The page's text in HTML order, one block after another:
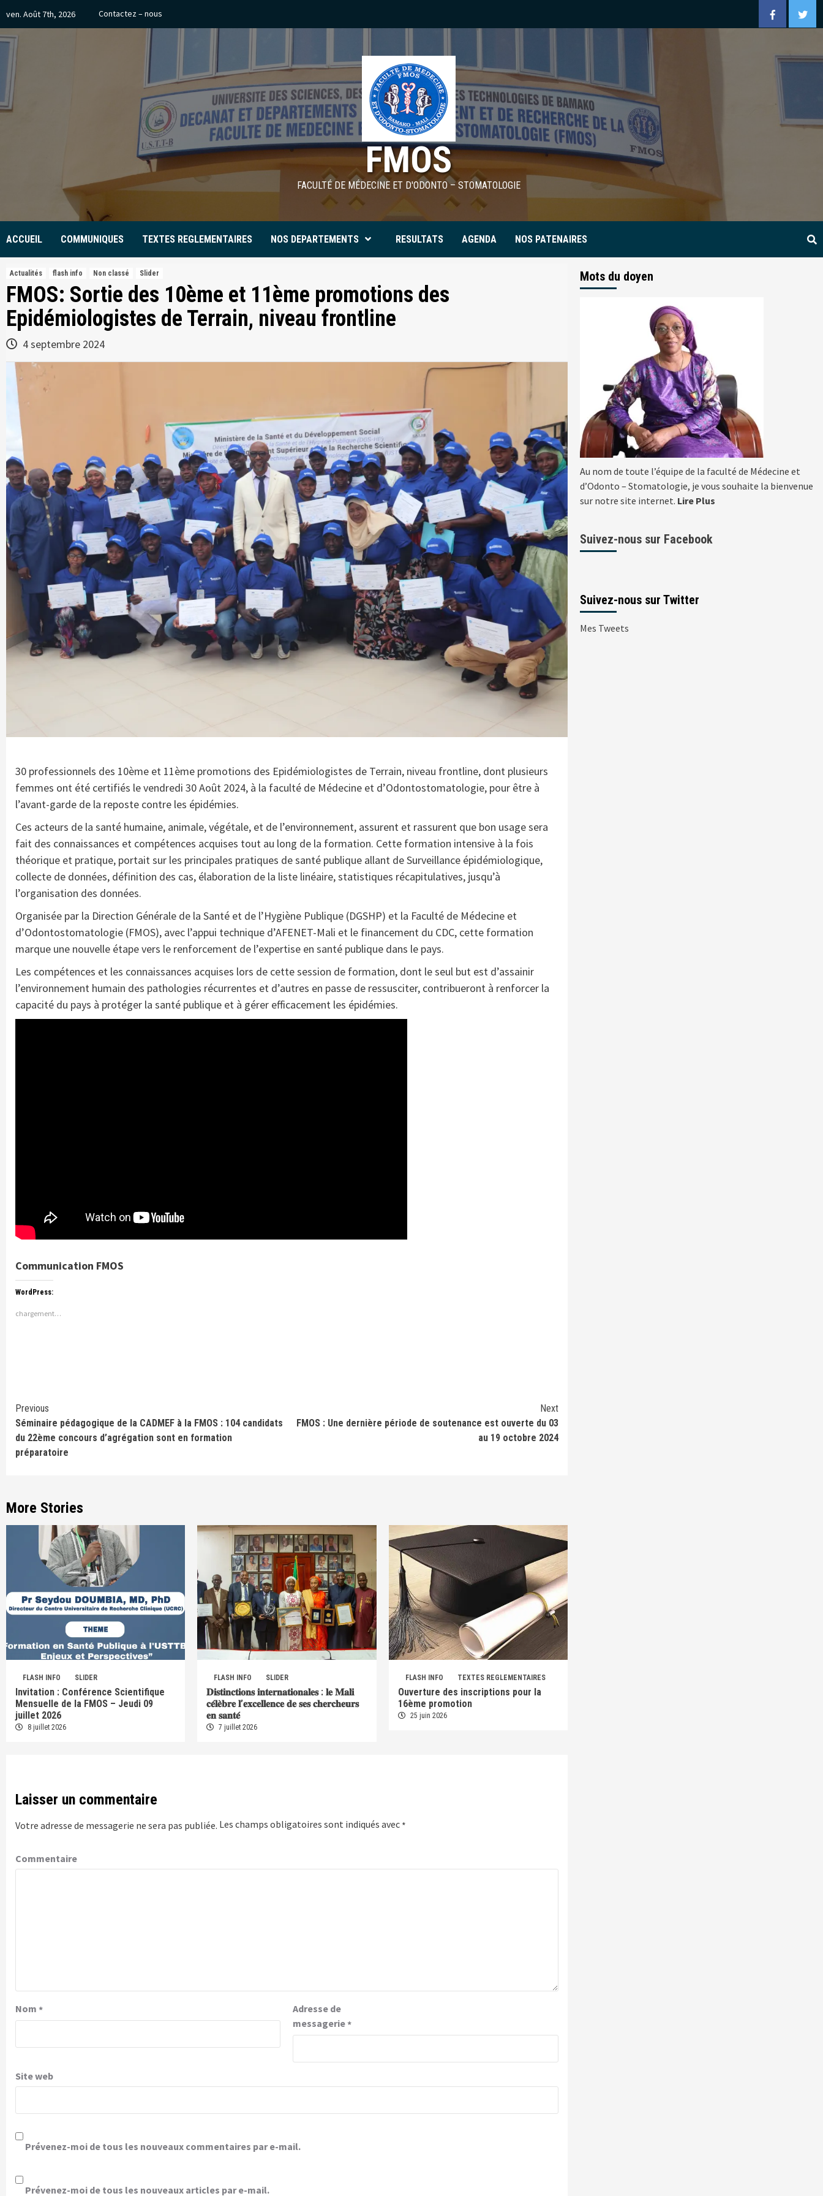
content
ven. Août 7th, 2026 Contactez – nous Facebook
FMOS
FACULTÉ DE MÉDECINE ET D'ODONTO – STOMATOLOGIE
ACCUEIL COMMUNIQUES TEXTES REGLEMENTAIRES NOS DEPARTEMENTS RESULTATS AGENDA NOS PATENAIRES
Actualités flash info Non classé Slider
FMOS: Sortie des 10ème et 11ème promotions des
Epidémiologistes de Terrain, niveau frontline
4 septembre 2024
30 professionnels des 10ème et 11ème promotions des Epidémiologistes de Terrain, niveau frontline, dont plusieurs
femmes ont été certifiés le vendredi 30 Août 2024, à la faculté de Médecine et d’Odontostomatologie, pour être à
l’avant-garde de la reposte contre les épidémies.
Ces acteurs de la santé humaine, animale, végétale, et de l’environnement, assurent et rassurent que bon usage sera
fait des connaissances et compétences acquises tout au long de la formation. Cette formation intensive à la fois
théorique et pratique, portait sur les principales pratiques de santé publique allant de Surveillance épidémiologique,
collecte de données, définition des cas, élaboration de la liste linéaire, statistiques récapitulatives, jusqu’à
l’organisation des données.
Organisée par la Direction Générale de la Santé et de l’Hygiène Publique (DGSHP) et la Faculté de Médecine et
d’Odontostomatologie (FMOS), avec l’appui technique d’AFENET-Mali et le financement du CDC, cette formation
marque une nouvelle étape vers le renforcement de l’expertise en santé publique dans le pays.
Les compétences et les connaissances acquises lors de cette session de formation, dont le seul but est d’assainir
l’environnement humain des pathologies récurrentes et d’autres en passe de ressusciter, contribueront à renforcer la
capacité du pays à protéger la santé publique et à gérer efficacement les épidémies.
Communication FMOS
WordPress:
chargement…
Continue
Reading
Previous
Séminaire pédagogique de la CADMEF à la FMOS : 104 candidats
du 22ème concours d’agrégation sont en formation
préparatoire
Next
FMOS : Une dernière période de soutenance est ouverte du 03
au 19 octobre 2024
More Stories
FLASH INFO SLIDER
Invitation : Conférence Scientifique
Mensuelle de la FMOS – Jeudi 09
juillet 2026
8 juillet 2026
FLASH INFO SLIDER
𝐃𝐢𝐬𝐭𝐢𝐧𝐜𝐭𝐢𝐨𝐧𝐬 𝐢𝐧𝐭𝐞𝐫𝐧𝐚𝐭𝐢𝐨𝐧𝐚𝐥𝐞𝐬 : 𝐥𝐞 𝐌𝐚𝐥𝐢
𝐜𝐞́𝐥𝐞̀𝐛𝐫𝐞 𝐥’𝐞𝐱𝐜𝐞𝐥𝐥𝐞𝐧𝐜𝐞 𝐝𝐞 𝐬𝐞𝐬 𝐜𝐡𝐞𝐫𝐜𝐡𝐞𝐮𝐫𝐬
𝐞𝐧 𝐬𝐚𝐧𝐭𝐞́
7 juillet 2026
FLASH INFO TEXTES REGLEMENTAIRES
Ouverture des inscriptions pour la
16ème promotion
25 juin 2026
Laisser un commentaire
Votre adresse de messagerie ne sera pas publiée. Les champs obligatoires sont indiqués avec *
Commentaire
Nom *
Adresse de
messagerie*
Site web
Prévenez-moi de tous les nouveaux commentaires par e-mail.
Prévenez-moi de tous les nouveaux articles par e-mail.
Mots du doyen
Au nom de toute l’équipe de la faculté de Médecine et
d’Odonto – Stomatologie, je vous souhaite la bienvenue
sur notre site internet. Lire Plus
Suivez-nous sur Facebook
Suivez-nous sur Twitter
Mes Tweets